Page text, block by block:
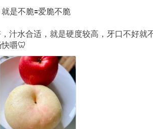
是不脆🟰爱脆不脆
汁水合适，就是硬度较高，牙口不好就
嚼🦷